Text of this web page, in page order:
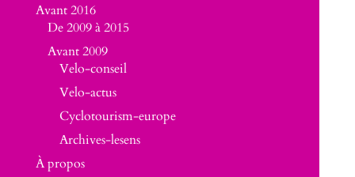
Avant 2016
De 2009 à 2015
Avant 2009
Velo-conseil
Velo-actus
Cyclotourism-europe
Archives-lesens
À propos